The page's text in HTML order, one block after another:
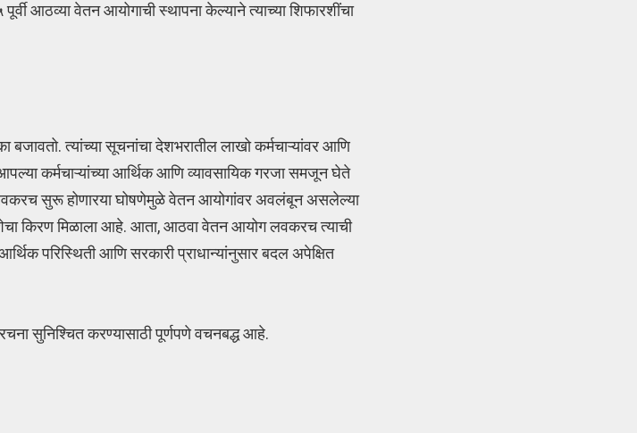
आठव्या वेतन आयोगाची स्थापना केल्याने त्याच्या शिफारशींचा
बजावतो. त्यांच्या सूचनांचा देशभरातील लाखो कर्मचाऱ्यांवर आणि
कर्मचाऱ्यांच्या आर्थिक आणि व्यावसायिक गरजा समजून घेते
लवकरच सुरू होणारया घोषणेमुळे वेतन आयोगांवर अवलंबून असलेल्या
किरण मिळाला आहे. आता, आठवा वेतन आयोग लवकरच त्याची
परिस्थिती आणि सरकारी प्राधान्यांनुसार बदल अपेक्षित
सुनिश्चित करण्यासाठी पूर्णपणे वचनबद्ध आहे.